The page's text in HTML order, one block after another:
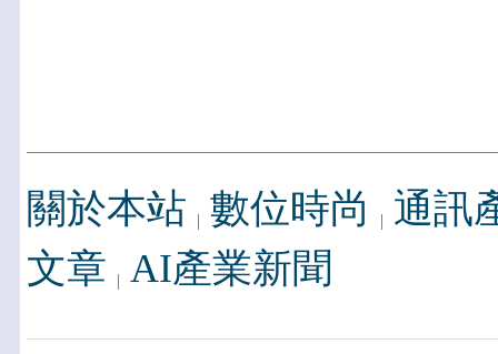
關於本站 數位時尚
通訊
文章 AI產業新聞